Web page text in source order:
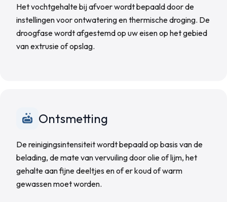
Het vochtgehalte bij afvoer wordt bepaald door de
instellingen voor ontwatering en thermische droging. De
droogfase wordt afgestemd op uw eisen op het gebied
van extrusie of opslag.
Ontsmetting
De reinigingsintensiteit wordt bepaald op basis van de
belading, de mate van vervuiling door olie of lijm, het
gehalte aan fijne deeltjes en of er koud of warm
gewassen moet worden.